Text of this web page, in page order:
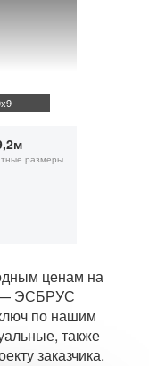
размеры
ценам на
— ЭСБРУС
по нашим
также
заказчика.